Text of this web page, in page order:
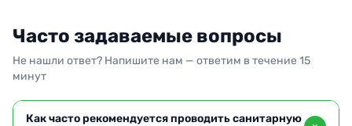
Часто задаваемые вопросы
Не нашли ответ? Напишите нам — ответим в течение 15
минут
Как часто рекомендуется проводить санитарную